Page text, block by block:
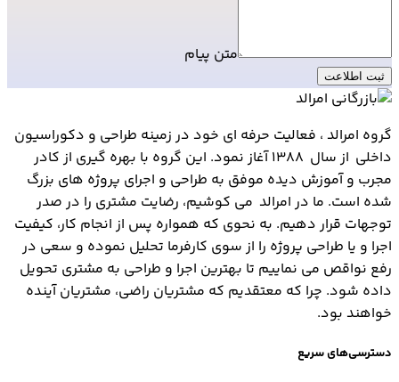
متن پیام
ثبت اطلاعت
گروه امرالد ، فعالیت حرفه ای خود در زمینه طراحی و دکوراسیون
داخلی از سال 1388 آغاز نمود. این گروه با بهره گیری از کادر
مجرب و آموزش دیده موفق به طراحی و اجرای پروژه های بزرگ
شده است. ما در امرالد می کوشیم، رضایت مشتری را در صدر
توجهات قرار دهیم. به نحوی که همواره پس از انجام کار، کیفیت
اجرا و یا طراحی پروژه را از سوی کارفرما تحلیل نموده و سعی در
رفع نواقص می نماییم تا بهترین اجرا و طراحی به مشتری تحویل
داده شود. چرا که معتقدیم که مشتریان راضی، مشتریان آینده
خواهند بود.
دسترسی‌های سریع